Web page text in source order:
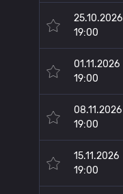
25.10.2026
19:00
01.11.2026
19:00
08.11.2026
19:00
15.11.2026
19:00